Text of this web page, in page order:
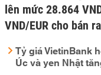
lên mức 28.864
VND/EUR cho bán
Tỷ giá VietinBank
Úc và yen Nhật